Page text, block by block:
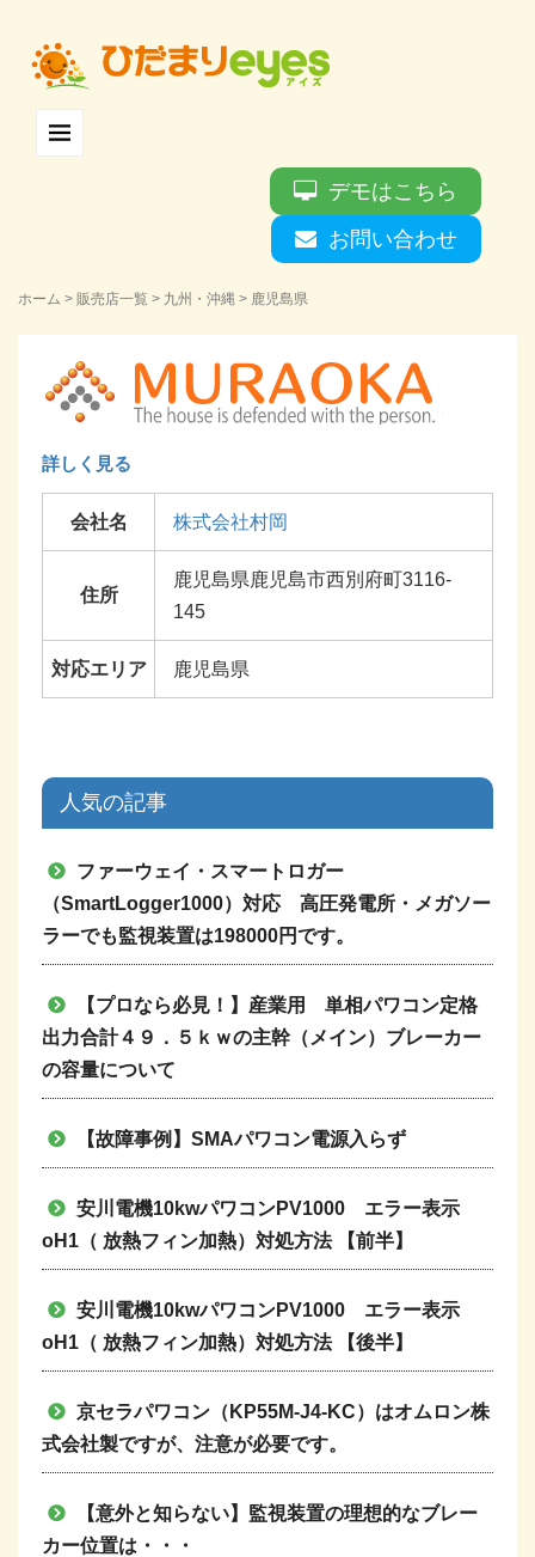
デモはこちら
お問い合わせ
ホーム > 販売店一覧 > 九州・沖縄 > 鹿児島県
詳しく見る
会社名 株式会社村岡
住所
鹿児島県鹿児島市西別府町3116-
145
対応エリア 鹿児島県
人気の記事
ファーウェイ・スマートロガー
（SmartLogger1000）対応 高圧発電所・メガソー
ラーでも監視装置は198000円です。
【プロなら必見！】産業用 単相パワコン定格
出力合計４９．５ｋｗの主幹（メイン）ブレーカー
の容量について
【故障事例】SMAパワコン電源入らず
安川電機10kwパワコンPV1000 エラー表示
oH1（ 放熱フィン加熱）対処方法 【前半】
安川電機10kwパワコンPV1000 エラー表示
oH1（ 放熱フィン加熱）対処方法 【後半】
京セラパワコン（KP55M-J4-KC）はオムロン株
式会社製ですが、注意が必要です。
【意外と知らない】監視装置の理想的なブレー
カー位置は・・・